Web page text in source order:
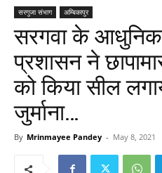
सरगुजा संभाग अम्बिकापुर
सरगवा के आधुनिक
प्रशासन ने
को किया सील
जुर्माना…
By Mrinmayee Pandey - May 8, 2021